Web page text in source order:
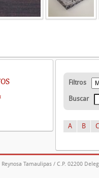
Filtros
Buscar
A B C
Tamaulipas / C.P. 02200